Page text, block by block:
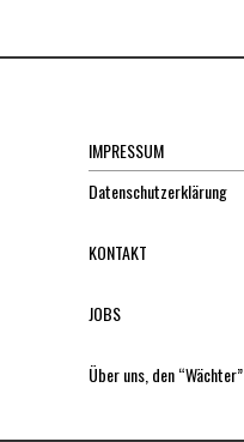
IMPRESSUM
Datenschutzerklärung
KONTAKT
JOBS
Über uns, den “Wächter”